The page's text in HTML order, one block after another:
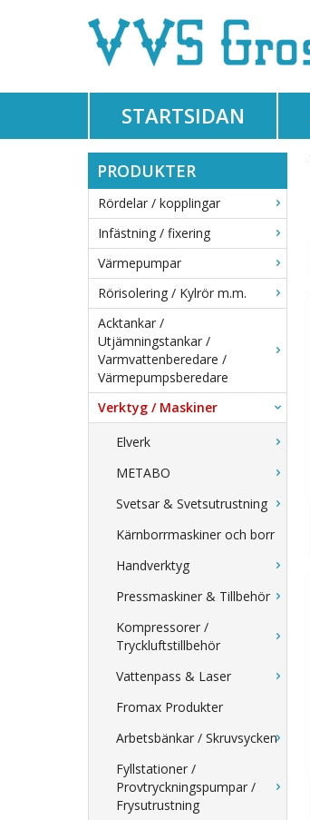
STARTSIDAN
PRODUKTER
Rördelar / kopplingar
Infästning / fixering
Värmepumpar
Rörisolering / Kylrör m.m.
Acktankar /
Utjämningstankar /
Varmvattenberedare /
Värmepumpsberedare
Verktyg / Maskiner
Elverk
METABO
Svetsar & Svetsutrustning
Kärnborrmaskiner och borr
Handverktyg
Pressmaskiner & Tillbehör
Kompressorer /
Tryckluftstillbehör
Vattenpass & Laser
Fromax Produkter
Arbetsbänkar / Skruvsycken
Fyllstationer /
Provtryckningspumpar /
Frysutrustning